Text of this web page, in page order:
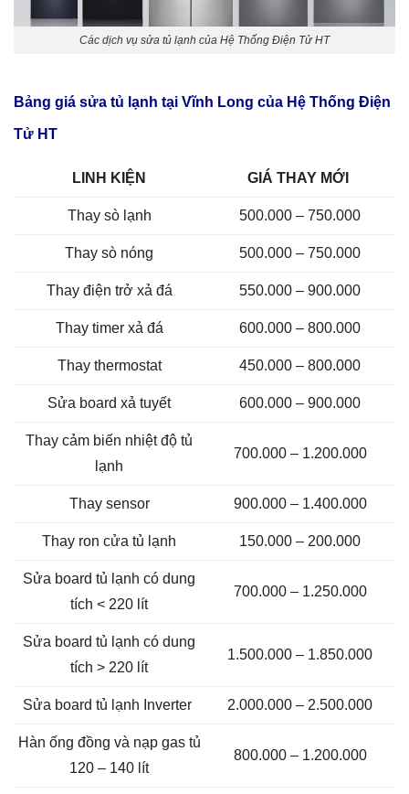
Các dịch vụ sửa tủ lạnh của Hệ Thống Điện Tử HT
Bảng giá sửa tủ lạnh tại Vĩnh Long của Hệ Thống Điện
Tử HT
LINH KIỆN GIÁ THAY MỚI
Thay sò lạnh 500.000 – 750.000
Thay sò nóng 500.000 – 750.000
Thay điện trở xả đá 550.000 – 900.000
Thay timer xả đá 600.000 – 800.000
Thay thermostat 450.000 – 800.000
Sửa board xả tuyết 600.000 – 900.000
Thay cảm biến nhiệt độ tủ
lạnh
700.000 – 1.200.000
Thay sensor 900.000 – 1.400.000
Thay ron cửa tủ lạnh 150.000 – 200.000
Sửa board tủ lạnh có dung
tích < 220 lít
700.000 – 1.250.000
Sửa board tủ lạnh có dung
tích > 220 lít
1.500.000 – 1.850.000
Sửa board tủ lạnh Inverter 2.000.000 – 2.500.000
Hàn ống đồng và nạp gas tủ
120 – 140 lít
800.000 – 1.200.000